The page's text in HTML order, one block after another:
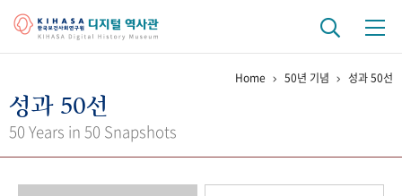
걸어온 길 기관 변천사
Home 50년 기념 성과 50선
성과 50선
50 Years in 50 Snapshots